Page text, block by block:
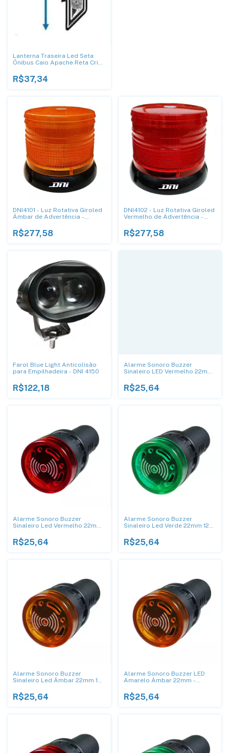
Lanterna Traseira Led Seta
Ônibus Caio Apache Reta Cris
R$37,34
DNI4101 - Luz Rotativa Giroled
Âmbar de Advertência -
R$277,58
DNI4102 - Luz Rotativa Giroled
Vermelho de Advertência -
R$277,58
Farol Blue Light Anticolisão
para Empilhadeira - DNI 4150
R$122,18
Alarme Sonoro Buzzer
Sinaleiro LED Vermelho 22mm
R$25,64
Alarme Sonoro Buzzer
Sinaleiro Led Vermelho 22mm
R$25,64
Alarme Sonoro Buzzer
Sinaleiro Led Verde 22mm 12V
R$25,64
Alarme Sonoro Buzzer
Sinaleiro Led Âmbar 22mm 12V
R$25,64
Alarme Sonoro Buzzer LED
Amarelo Âmbar 22mm -
R$25,64